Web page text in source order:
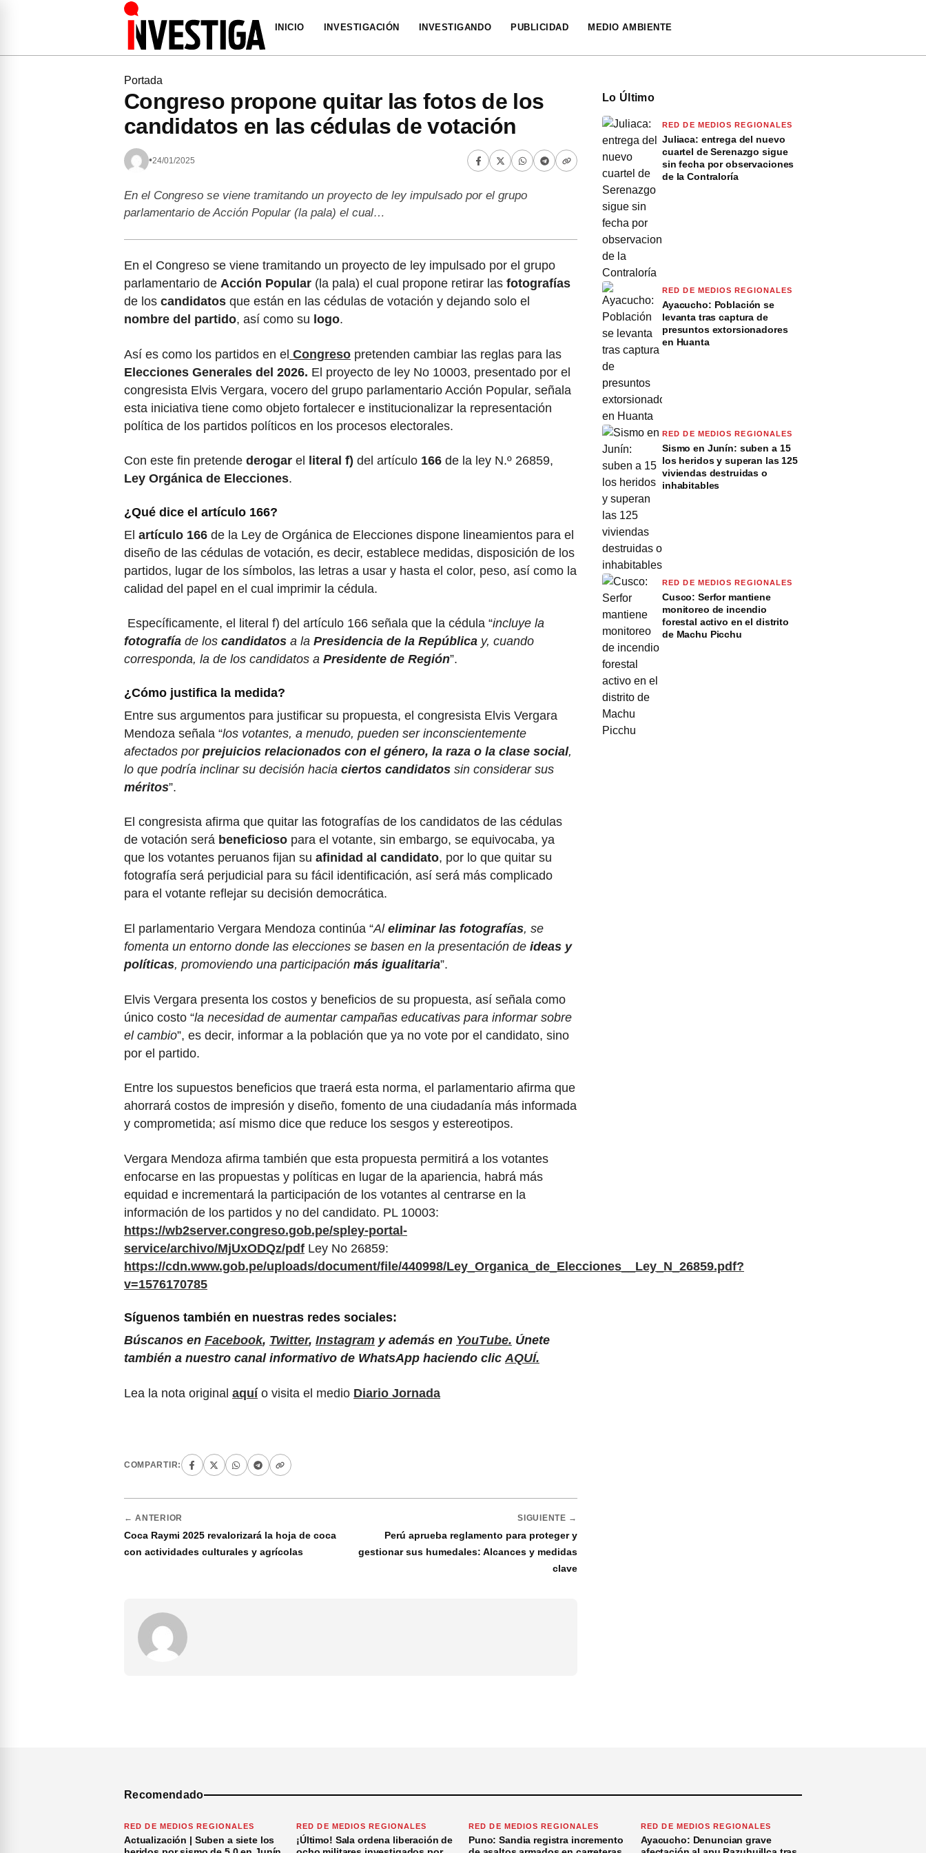
INICIO INVESTIGACIÓN INVESTIGANDO PUBLICIDAD MEDIO AMBIENTE
Portada
Congreso propone quitar las fotos de los
candidatos en las cédulas de votación
•24/01/2025
En el Congreso se viene tramitando un proyecto de ley impulsado por el grupo
parlamentario de Acción Popular (la pala) el cual…
En el Congreso se viene tramitando un proyecto de ley impulsado por el grupo
parlamentario de Acción Popular (la pala) el cual propone retirar las fotografías
de los candidatos que están en las cédulas de votación y dejando solo el
nombre del partido, así como su logo.
Así es como los partidos en el Congreso pretenden cambiar las reglas para las
Elecciones Generales del 2026. El proyecto de ley No 10003, presentado por el
congresista Elvis Vergara, vocero del grupo parlamentario Acción Popular, señala
esta iniciativa tiene como objeto fortalecer e institucionalizar la representación
política de los partidos políticos en los procesos electorales.
Con este fin pretende derogar el literal f) del artículo 166 de la ley N.º 26859,
Ley Orgánica de Elecciones.
¿Qué dice el artículo 166?
El artículo 166 de la Ley de Orgánica de Elecciones dispone lineamientos para el
diseño de las cédulas de votación, es decir, establece medidas, disposición de los
partidos, lugar de los símbolos, las letras a usar y hasta el color, peso, así como la
calidad del papel en el cual imprimir la cédula.
Específicamente, el literal f) del artículo 166 señala que la cédula “incluye la
fotografía de los candidatos a la Presidencia de la República y, cuando
corresponda, la de los candidatos a Presidente de Región”.
¿Cómo justifica la medida?
Entre sus argumentos para justificar su propuesta, el congresista Elvis Vergara
Mendoza señala “los votantes, a menudo, pueden ser inconscientemente
afectados por prejuicios relacionados con el género, la raza o la clase social,
lo que podría inclinar su decisión hacia ciertos candidatos sin considerar sus
méritos”.
El congresista afirma que quitar las fotografías de los candidatos de las cédulas
de votación será beneficioso para el votante, sin embargo, se equivocaba, ya
que los votantes peruanos fijan su afinidad al candidato, por lo que quitar su
fotografía será perjudicial para su fácil identificación, así será más complicado
para el votante reflejar su decisión democrática.
El parlamentario Vergara Mendoza continúa “Al eliminar las fotografías, se
fomenta un entorno donde las elecciones se basen en la presentación de ideas y
políticas, promoviendo una participación más igualitaria”.
Elvis Vergara presenta los costos y beneficios de su propuesta, así señala como
único costo “la necesidad de aumentar campañas educativas para informar sobre
el cambio”, es decir, informar a la población que ya no vote por el candidato, sino
por el partido.
Entre los supuestos beneficios que traerá esta norma, el parlamentario afirma que
ahorrará costos de impresión y diseño, fomento de una ciudadanía más informada
y comprometida; así mismo dice que reduce los sesgos y estereotipos.
Vergara Mendoza afirma también que esta propuesta permitirá a los votantes
enfocarse en las propuestas y políticas en lugar de la apariencia, habrá más
equidad e incrementará la participación de los votantes al centrarse en la
información de los partidos y no del candidato. PL 10003:
https://wb2server.congreso.gob.pe/spley-portal-
service/archivo/MjUxODQz/pdf Ley No 26859:
https://cdn.www.gob.pe/uploads/document/file/440998/Ley_Organica_de_Elecciones__Ley_N_26859.pdf?
v=1576170785
Síguenos también en nuestras redes sociales:
Búscanos en Facebook, Twitter, Instagram y además en YouTube. Únete
también a nuestro canal informativo de WhatsApp haciendo clicAQUÍ.
Lea la nota original aquío visita el medio Diario Jornada
COMPARTIR:
← ANTERIOR
Coca Raymi 2025 revalorizará la hoja de coca
con actividades culturales y agrícolas
SIGUIENTE →
Perú aprueba reglamento para proteger y
gestionar sus humedales: Alcances y medidas
clave
Lo Último
RED DE MEDIOS REGIONALES
Juliaca: entrega del nuevo
cuartel de Serenazgo sigue
sin fecha por observaciones
de la Contraloría
RED DE MEDIOS REGIONALES
Ayacucho: Población se
levanta tras captura de
presuntos extorsionadores
en Huanta
RED DE MEDIOS REGIONALES
Sismo en Junín: suben a 15
los heridos y superan las 125
viviendas destruidas o
inhabitables
RED DE MEDIOS REGIONALES
Cusco: Serfor mantiene
monitoreo de incendio
forestal activo en el distrito
de Machu Picchu
Recomendado
RED DE MEDIOS REGIONALES
Actualización | Suben a siete los
RED DE MEDIOS REGIONALES
¡Último! Sala ordena liberación de
RED DE MEDIOS REGIONALES
Puno: Sandia registra incremento
RED DE MEDIOS REGIONALES
Ayacucho: Denuncian grave